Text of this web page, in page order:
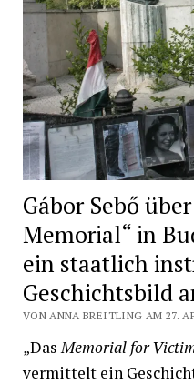
Gábor Sebő
Memorial“ in
ein staatlich
Geschichtsbild
VON ANNA BREITLING AM 27.
„DasMemorial for
vermittelt ein